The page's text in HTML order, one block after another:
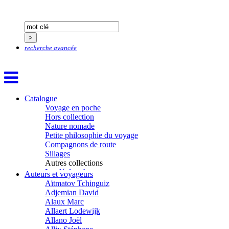
recherche avancée
Catalogue
Voyage en poche
Hors collection
Nature nomade
Petite philosophie du voyage
Compagnons de route
Sillages
Autres collections
La clé des champs
Chemins d’étoiles
Visions
Auteurs et voyageurs
Aïtmatov Tchinguiz
Adjemian David
Alaux Marc
Allaert Lodewijk
Allano Joël